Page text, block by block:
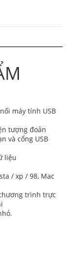
máy tính USB
tượng đoản
và cổng USB
liệu
/ xp / 98, Mac
trình trực